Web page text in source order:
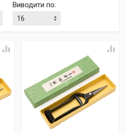
Виводити по: